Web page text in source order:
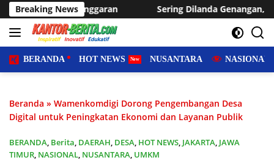
Langsung
ke
konten
Breaking News
Sering Dilanda Genangan, Desa Sukaraja Usulkan
BERANDA HOT NEWS NUSANTARA NASIONAL
Beranda » Wamenkomdigi Dorong Pengembangan Desa
Digital untuk Peningkatan Ekonomi dan Layanan Publik
BERANDA, Berita, DAERAH, DESA, HOT NEWS, JAKARTA, JAWA
TIMUR, NASIONAL, NUSANTARA, UMKM